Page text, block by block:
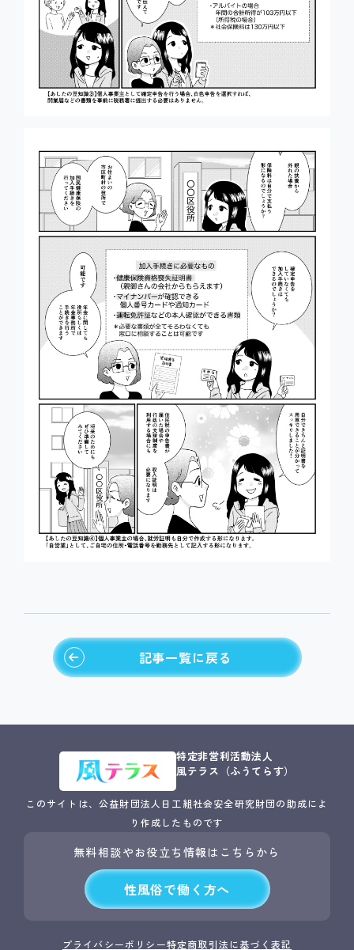
記事一覧に戻る
特定非営利活動法人
風テラス（ふうてらす）
このサイトは、公益財団法人日工組社会安全研究財団の 助成によ
り作成したものです
無料相談やお役立ち情報はこちらから
性風俗で働く方へ
プライバシーポリシー特定商取引法に基づく表記